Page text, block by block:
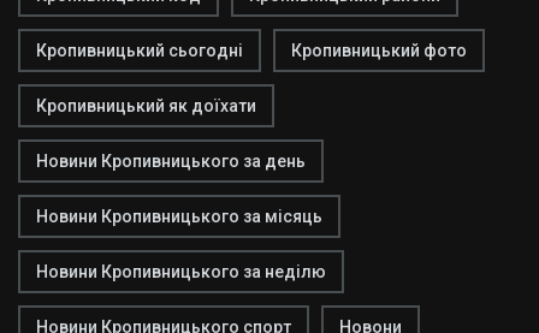
Кропивницький сьогодні Кропивницький фото
Кропивницький як доїхати
Новини Кропивницького за день
Новини Кропивницького за місяць
Новини Кропивницького за неділю
Новини Кропивницького спорт Новони